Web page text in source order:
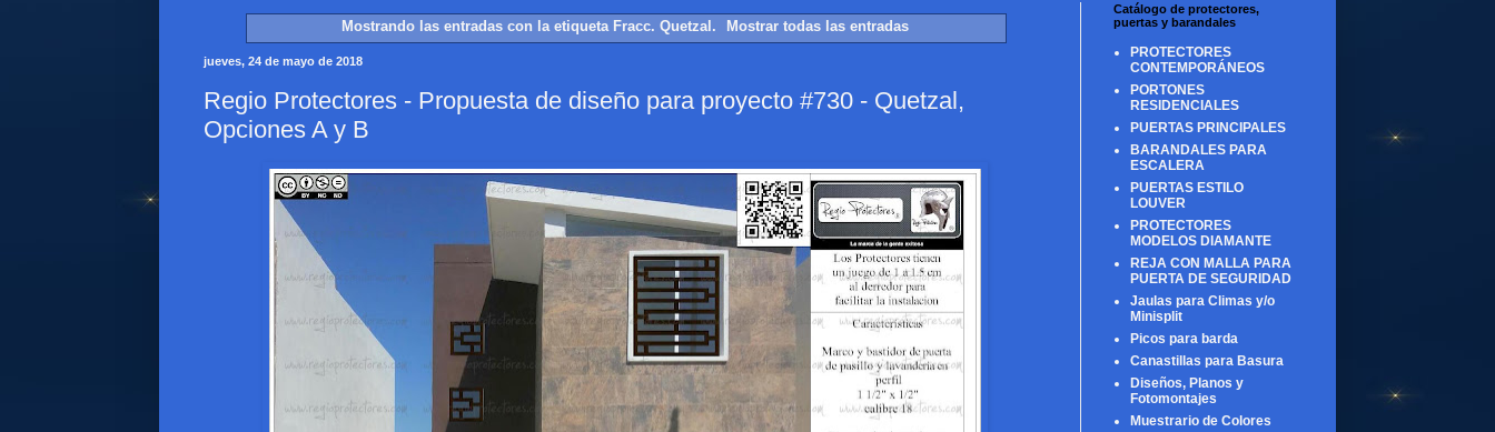
Mostrando las entradas con la etiqueta Fracc. Quetzal . Mostrar todas las entradas
jueves, 24 de mayo de 2018
Regio Protectores - Propuesta de diseño para proyecto #730 - Quetzal,
Opciones A y B
Catálogo de protectores,
puertas y barandales
PROTECTORES
CONTEMPORÁNEOS
PORTONES
RESIDENCIALES
PUERTAS PRINCIPALES
BARANDALES PARA
ESCALERA
PUERTAS ESTILO
LOUVER
PROTECTORES
MODELOS DIAMANTE
REJA CON MALLA PARA
PUERTA DE SEGURIDAD
Jaulas para Climas y/o
Minisplit
Picos para barda
Canastillas para Basura
Diseños, Planos y
Fotomontajes
Muestrario de Colores